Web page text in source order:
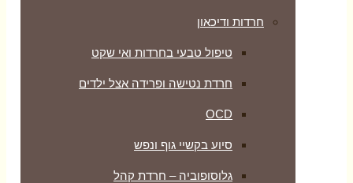
חרדות ודיכאון
טיפול טבעי בחרדות ואי שקט
חרדת נטישה ופרידה אצל ילדים
OCD
סיוע בקשיי גוף ונפש
גלוסופוביה – חרדת קהל